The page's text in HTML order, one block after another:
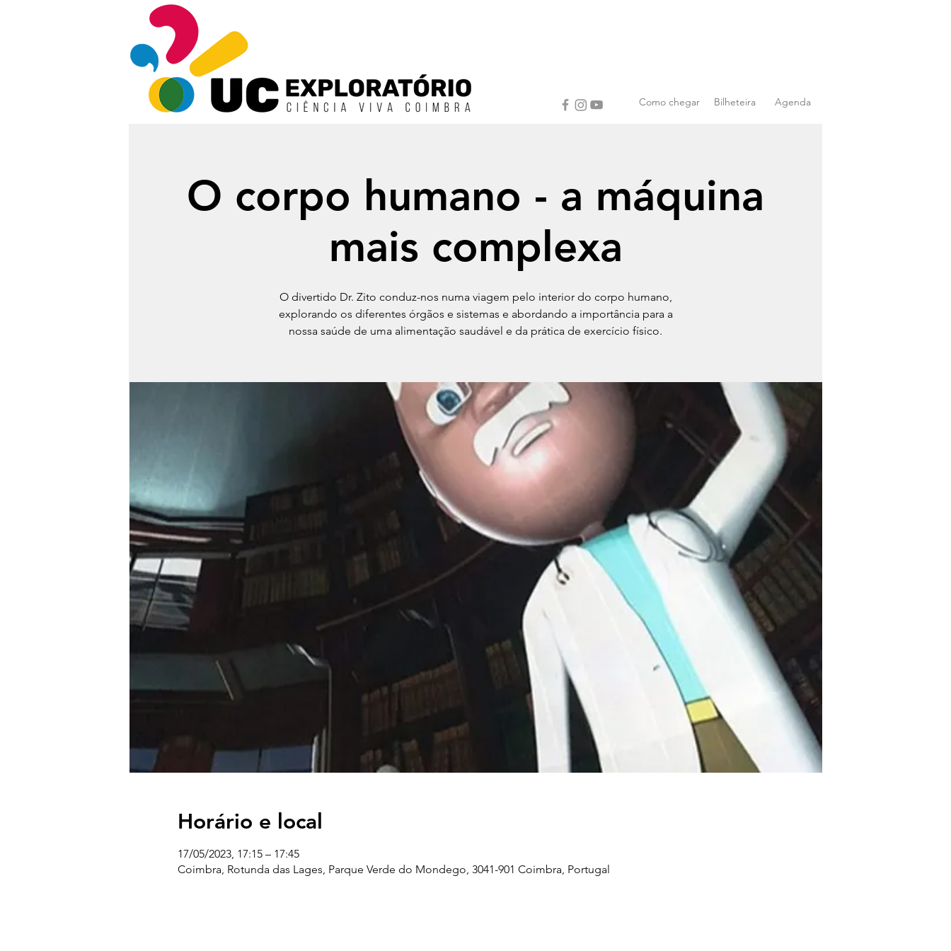
Como chegar Bilheteira Agenda
O corpo humano - a máquina
mais complexa
O divertido Dr. Zito conduz-nos numa viagem pelo interior do corpo humano,
explorando os diferentes órgãos e sistemas e abordando a importância para a
nossa saúde de uma alimentação saudável e da prática de exercício físico.
Horário e local
17/05/2023, 17:15 – 17:45
Coimbra, Rotunda das Lages, Parque Verde do Mondego, 3041-901 Coimbra, Portugal